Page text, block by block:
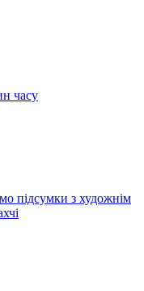
часу
підсумки з художнім